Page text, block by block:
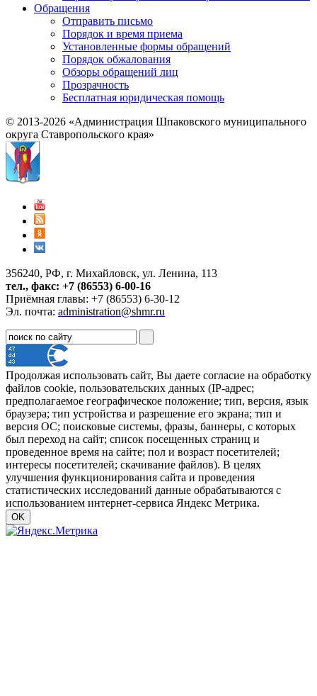
Обращения
Отправить письмо
Порядок и время приема
Установленные формы обращений
Порядок обжалования
Обзоры обращений лиц
Прозрачность
Бесплатная юридическая помощь
© 2013-2026 «Администрация Шпаковского муниципального
округа Ставропольского края»
356240, РФ, г. Михайловск, ул. Ленина, 113
тел., факс: +7 (86553) 6-00-16
Приёмная главы: +7 (86553) 6-30-12
Эл. почта: administration@shmr.ru
Продолжая использовать сайт, Вы даете согласие на обработку
файлов cookie, пользовательских данных (IP-адрес;
предполагаемое географическое положение; тип, версия, язык
браузера; тип устройства и разрешение его экрана; тип и
версия ОС; поисковые системы, фразы, баннеры, с которых
был переход на сайт; список посещенных страниц и
проведенное время на сайте; пол и возраст посетителей;
интересы посетителей; скачивание файлов). В целях
улучшения функционирования сайта и проведения
статистических исследований данные обрабатываются с
использованием интернет-сервиса Яндекс Метрика.
OK